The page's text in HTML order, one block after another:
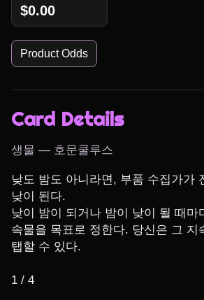
$0.00
Product Odds
Card Details
생물 — 호문쿨루스
낮도 밤도 아니라면, 부품 수집가가
낮이 된다.
낮이 밤이 되거나 밤이 낮이 될 때마
속물을 목표로 정한다. 당신은 그 지
탭할 수 있다.
1 / 4